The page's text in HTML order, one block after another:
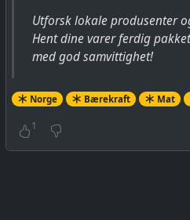
Utforsk lokale produsenter
Hent dine varer ferdig
med god samvittighet!
Norge Bærekraft Mat
1